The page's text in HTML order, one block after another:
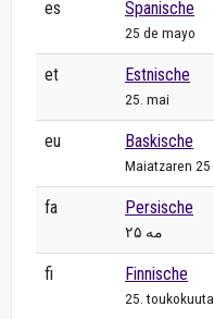
es Spanische
25 de mayo
et Estnische
25. mai
eu Baskische
Maiatzaren 25
fa Persische
۲۵ مه
fi Finnische
25. toukokuuta